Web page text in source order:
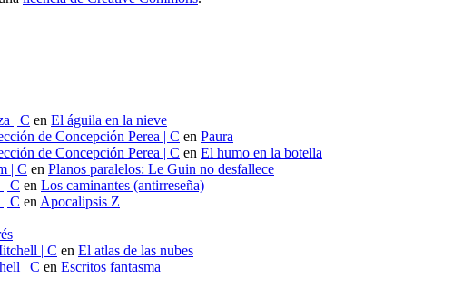
| C en El águila en la nieve
de Concepción Perea | C en Paura
de Concepción Perea | C en El humo en la botella
| C en Planos paralelos: Le Guin no desfallece
| C en Los caminantes (antirreseña)
| C en Apocalipsis Z
| C en El atlas de las nubes
| C en Escritos fantasma